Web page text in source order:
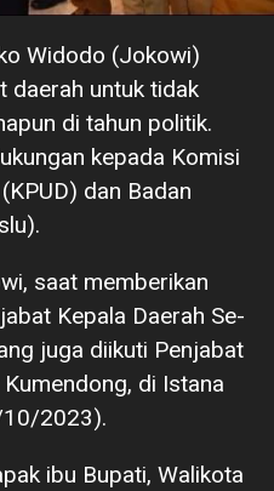
Widodo (Jokowi)
daerah untuk tidak
di tahun politik.
kepada Komisi
dan Badan
saat memberikan
Kepala Daerah Se-
juga diikuti Penjabat
di Istana
10/2023).
ibu Bupati, Walikota